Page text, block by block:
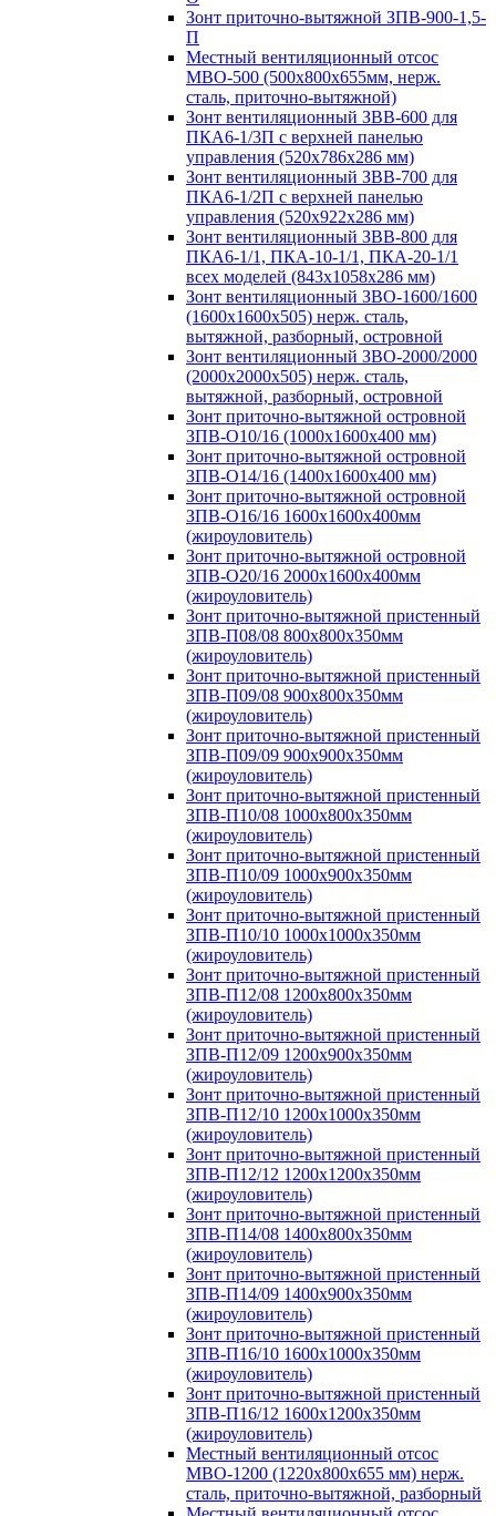
Зонт приточно-вытяжной ЗПВ-900-1,5-
П
Местный вентиляционный отсос
МВО-500 (500х800х655мм, нерж.
сталь, приточно-вытяжной)
Зонт вентиляционный ЗВВ-600 для
ПКА6-1/3П с верхней панелью
управления (520х786х286 мм)
Зонт вентиляционный ЗВВ-700 для
ПКА6-1/2П с верхней панелью
управления (520х922х286 мм)
Зонт вентиляционный ЗВВ-800 для
ПКА6-1/1, ПКА-10-1/1, ПКА-20-1/1
всех моделей (843х1058х286 мм)
Зонт вентиляционный ЗВО-1600/1600
(1600х1600х505) нерж. сталь,
вытяжной, разборный, островной
Зонт вентиляционный ЗВО-2000/2000
(2000х2000х505) нерж. сталь,
вытяжной, разборный, островной
Зонт приточно-вытяжной островной
ЗПВ-О10/16 (1000х1600х400 мм)
Зонт приточно-вытяжной островной
ЗПВ-О14/16 (1400х1600х400 мм)
Зонт приточно-вытяжной островной
ЗПВ-О16/16 1600х1600х400мм
(жироуловитель)
Зонт приточно-вытяжной островной
ЗПВ-О20/16 2000х1600х400мм
(жироуловитель)
Зонт приточно-вытяжной пристенный
ЗПВ-П08/08 800х800х350мм
(жироуловитель)
Зонт приточно-вытяжной пристенный
ЗПВ-П09/08 900х800х350мм
(жироуловитель)
Зонт приточно-вытяжной пристенный
ЗПВ-П09/09 900х900х350мм
(жироуловитель)
Зонт приточно-вытяжной пристенный
ЗПВ-П10/08 1000х800х350мм
(жироуловитель)
Зонт приточно-вытяжной пристенный
ЗПВ-П10/09 1000х900х350мм
(жироуловитель)
Зонт приточно-вытяжной пристенный
ЗПВ-П10/10 1000х1000х350мм
(жироуловитель)
Зонт приточно-вытяжной пристенный
ЗПВ-П12/08 1200х800х350мм
(жироуловитель)
Зонт приточно-вытяжной пристенный
ЗПВ-П12/09 1200х900х350мм
(жироуловитель)
Зонт приточно-вытяжной пристенный
ЗПВ-П12/10 1200х1000х350мм
(жироуловитель)
Зонт приточно-вытяжной пристенный
ЗПВ-П12/12 1200х1200х350мм
(жироуловитель)
Зонт приточно-вытяжной пристенный
ЗПВ-П14/08 1400х800х350мм
(жироуловитель)
Зонт приточно-вытяжной пристенный
ЗПВ-П14/09 1400х900х350мм
(жироуловитель)
Зонт приточно-вытяжной пристенный
ЗПВ-П16/10 1600х1000х350мм
(жироуловитель)
Зонт приточно-вытяжной пристенный
ЗПВ-П16/12 1600х1200х350мм
(жироуловитель)
Местный вентиляционный отсос
МВО-1200 (1220х800х655 мм) нерж.
сталь, приточно-вытяжной, разборный